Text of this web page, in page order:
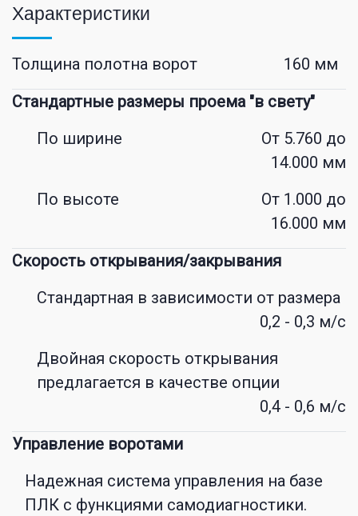
Характеристики
Толщина полотна ворот
160 мм
Стандартные размеры проема "в свету"
По ширине
От 5.760 до
14.000 мм
По высоте
От 1.000 до
16.000 мм
Скорость открывания/закрывания
Стандартная в зависимости от размера
0,2 - 0,3 м/с
Двойная скорость открывания
предлагается в качестве опции
0,4 - 0,6 м/с
Управление воротами
Надежная система управления на базе
ПЛК с функциями самодиагностики.